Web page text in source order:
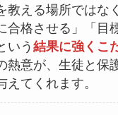
教える場所ではな
合格させる」「目
いう結果に強くこ
熱意が、生徒と保
えてくれます。